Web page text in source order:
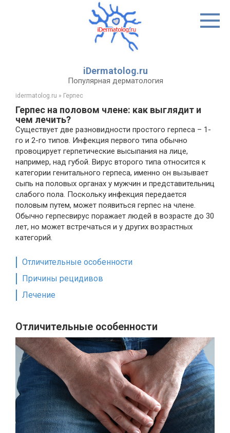
iDermatolog.ru
Популярная дерматология
idermatolog.ru » Герпес
Герпес на половом члене: как выглядит и
чем лечить?
Существует две разновидности простого герпеса – 1-
го и 2-го типов. Инфекция первого типа обычно
провоцирует герпетические высыпания на лице,
например, над губой. Вирус второго типа относится к
категории генитального герпеса, именно он вызывает
сыпь на половых органах у мужчин и представительниц
слабого пола. Поскольку инфекция передается
половым путем, может появиться герпес на члене.
Обычно герпесвирус поражает людей в возрасте до 30
лет, но может встречаться и у других возрастных
категорий.
Отличительные особенности
Причины рецидивов
Лечение
Отличительные особенности